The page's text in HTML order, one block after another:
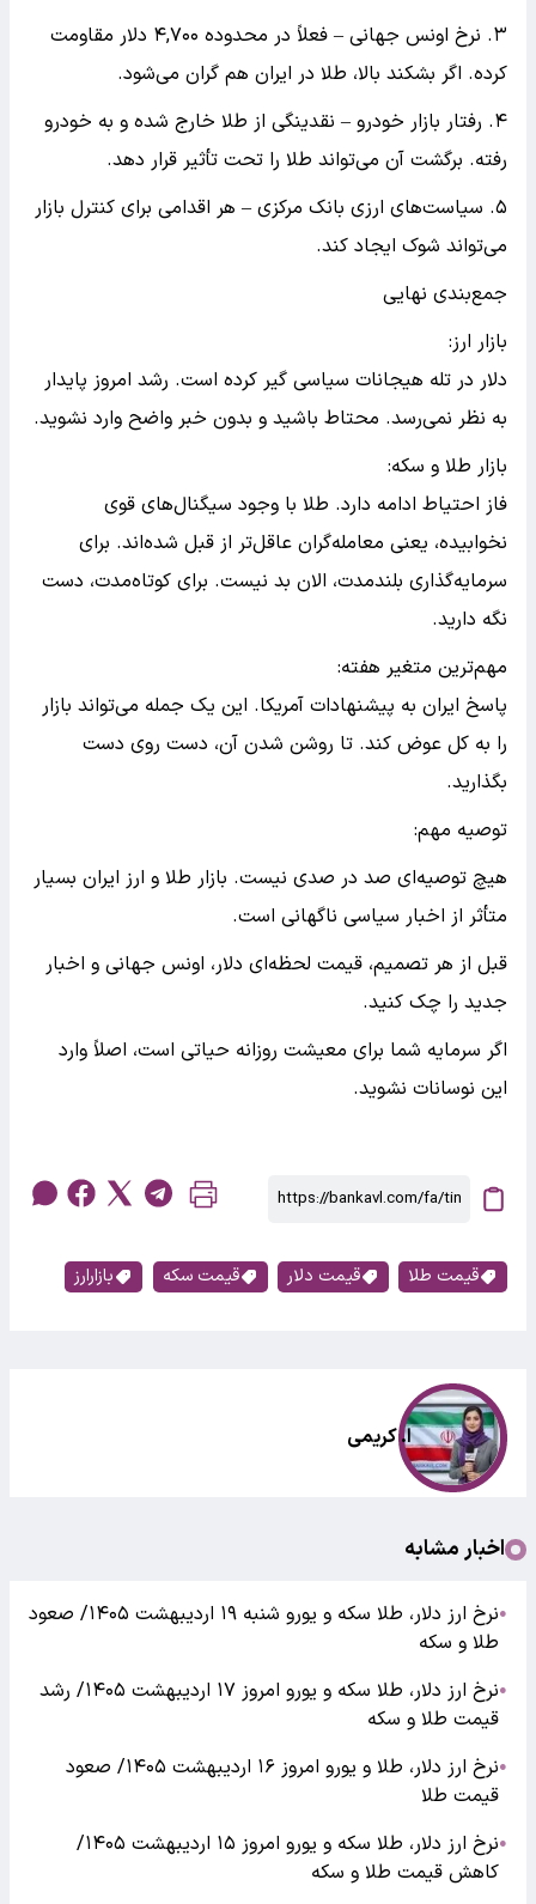
۳. نرخ اونس جهانی – فعلاً در محدوده ۴,۷۰۰ دلار مقاومت
کرده. اگر بشکند بالا، طلا در ایران هم گران می‌شود.
۴. رفتار بازار خودرو – نقدینگی از طلا خارج شده و به خودرو
رفته. برگشت آن می‌تواند طلا را تحت تأثیر قرار دهد.
۵. سیاست‌های ارزی بانک مرکزی – هر اقدامی برای کنترل بازار
می‌تواند شوک ایجاد کند.
جمع‌بندی نهایی
بازار ارز:
دلار در تله هیجانات سیاسی گیر کرده است. رشد امروز پایدار
به نظر نمی‌رسد. محتاط باشید و بدون خبر واضح وارد نشوید.
بازار طلا و سکه:
فاز احتیاط ادامه دارد. طلا با وجود سیگنال‌های قوی
نخوابیده، یعنی معامله‌گران عاقل‌تر از قبل شده‌اند. برای
سرمایه‌گذاری بلندمدت، الان بد نیست. برای کوتاه‌مدت، دست
نگه دارید.
مهم‌ترین متغیر هفته:
پاسخ ایران به پیشنهادات آمریکا. این یک جمله می‌تواند بازار
را به کل عوض کند. تا روشن شدن آن، دست روی دست
بگذارید.
توصیه مهم:
هیچ توصیه‌ای صد در صدی نیست. بازار طلا و ارز ایران بسیار
متأثر از اخبار سیاسی ناگهانی است.
قبل از هر تصمیم، قیمت لحظه‌ای دلار، اونس جهانی و اخبار
جدید را چک کنید.
اگر سرمایه شما برای معیشت روزانه حیاتی است، اصلاً وارد
این نوسانات نشوید.
قیمت طلا قیمت دلار قیمت سکه بازارارز
ا. کریمی
اخبار مشابه
●
نرخ ارز دلار، طلا سکه و یورو شنبه ۱۹ اردیبهشت ۱۴۰۵/ صعود
طلا و سکه
●
نرخ ارز دلار، طلا سکه و یورو امروز ۱۷ اردیبهشت ۱۴۰۵/ رشد
قیمت طلا و سکه
●
نرخ ارز دلار، طلا و یورو امروز ۱۶ اردیبهشت ۱۴۰۵/ صعود
قیمت طلا
●
نرخ ارز دلار، طلا سکه و یورو امروز ۱۵ اردیبهشت ۱۴۰۵/
کاهش قیمت طلا و سکه